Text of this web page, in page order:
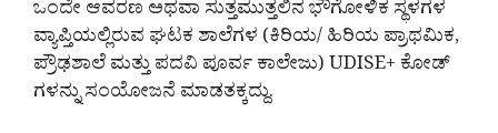
ಒಂದೇ ಆವರಣ ಅಥವಾ ಸುತ್ತಮುತ್ತಲಿನ ಭೌಗೋಳಿಕ ಸ್ಥಳಗಳ
ವ್ಯಾಪ್ತಿಯಲ್ಲಿರುವ ಘಟಕ ಶಾಲೆಗಳ (ಕಿರಿಯ/ ಹಿರಿಯ ಪ್ರಾಥಮಿಕ,
ಪ್ರೌಢಶಾಲೆ ಮತ್ತು ಪದವಿ ಪೂರ್ವ ಕಾಲೇಜು) UDISE+ ಕೋಡ್
ಗಳನ್ನು ಸಂಯೋಜನೆ ಮಾಡತಕ್ಕದ್ದು.